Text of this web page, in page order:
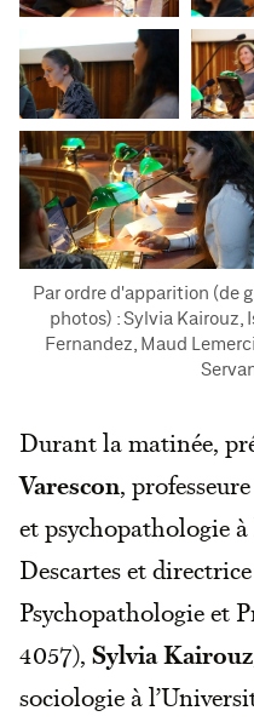
Par ordre d'apparition (de
photos) : Sylvia Kairouz,
Fernandez, Maud
Durant la matinée,
Varescon,
et psychopathologie
Descartes et
Psychopathologie et
4057), Sylvia Kairouz
sociologie à